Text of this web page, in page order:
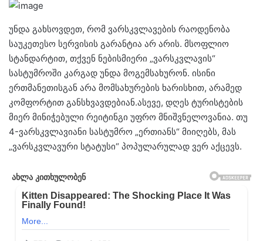
უნდა გახსოვდეთ, რომ ვარსკვლავების რაოდენობა
საუკეთესო სერვისის გარანტია არ არის. მსოფლიო
სტანდარტით, თქვენ ნებისმიერი „ვარსკვლავის“
სასტუმროში კარგად უნდა მოგემსახურონ. ისინი
ერთმანეთისგან არა მომსახურების ხარისხით, არამედ
კომფორტით განსხვავდებიან.ასევე, დღეს ტურისტების
მიერ მინიჭებული რეიტინგი უფრო მნიშვნელოვანია. თუ
4-ვარსკვლავიანი სასტუმრო „ერთიანს“ მიიღებს, მას
„ვარსკვლავური სტატუსი“ პოპულარულად ვერ აქცევს.